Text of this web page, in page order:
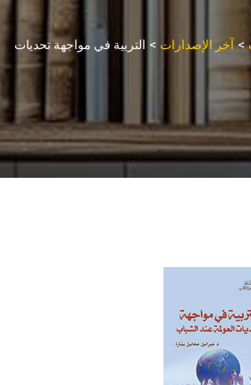
>آخر الإصدارات > التربية في مواجهة تحديات